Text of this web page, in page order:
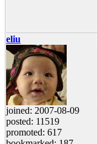
eliu
joined: 2007-08-09
posted: 11519
promoted: 617